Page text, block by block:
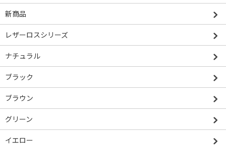
新商品
レザーロスシリーズ
ナチュラル
ブラック
ブラウン
グリーン
イエロー